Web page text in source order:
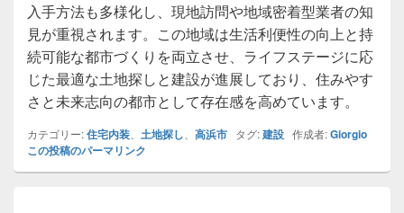
入手方法も多様化し、現地訪問や地域密着型業者の知
見が重視されます。この地域は生活利便性の向上と持
続可能な都市づくりを両立させ、ライフステージに応
じた最適な土地探しと建設が進展しており、住みやす
さと未来志向の都市として存在感を高めています。
カテゴリー:住宅内装 土地探し 高浜市 タグ:建設 作成者:Giorgio
この投稿のパーマリンク